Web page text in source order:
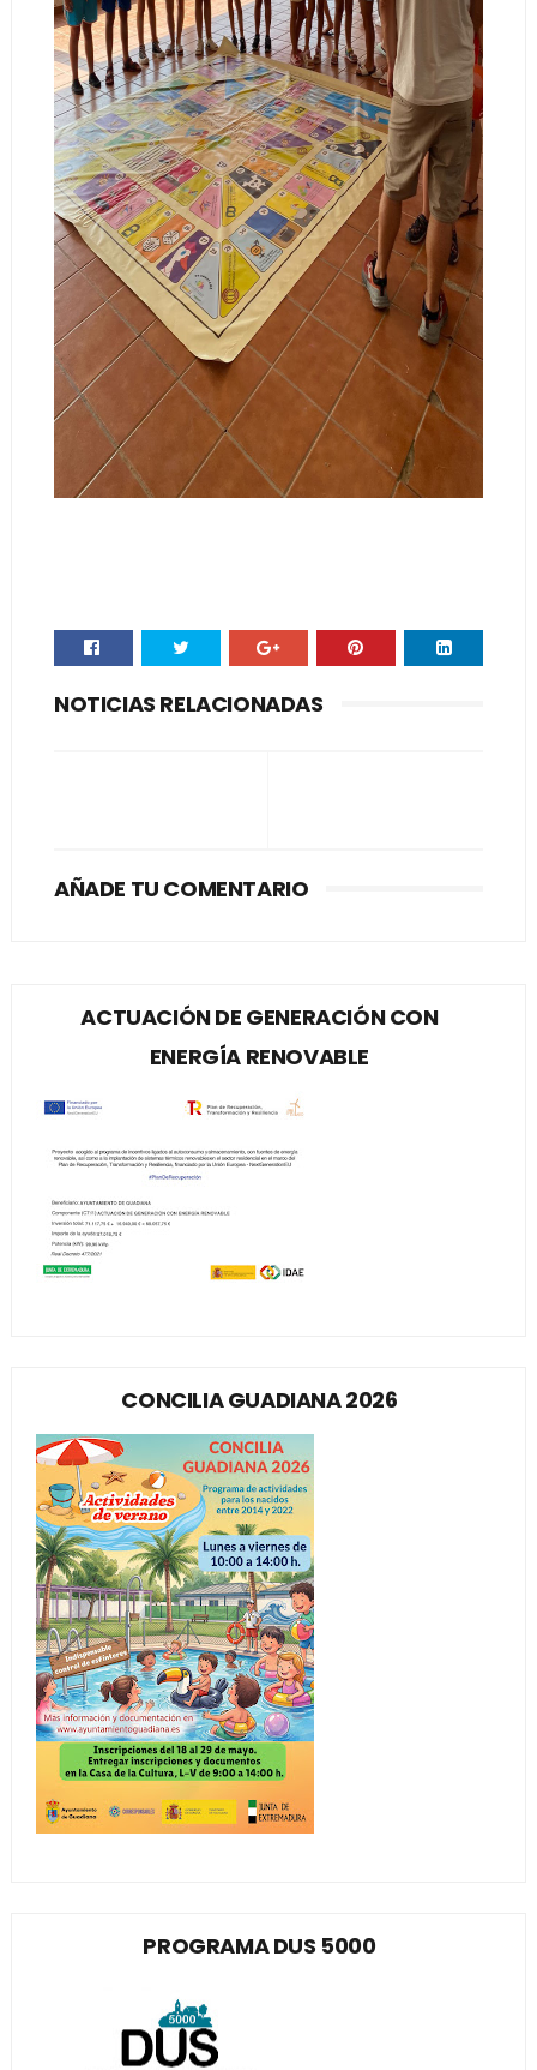
NOTICIAS RELACIONADAS
AÑADE TU COMENTARIO
ACTUACIÓN DE GENERACIÓN CON
ENERGÍA RENOVABLE
CONCILIA GUADIANA 2026
PROGRAMA DUS 5000